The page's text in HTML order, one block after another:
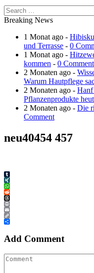
Breaking News
1 Monat ago -
und Terrasse - 0
1 Monat ago -
kommen - 0 Comment
2 Monaten ago -
Warum Hautpflege
2 Monaten ago - Hanf
Pflanzenprodukte
2 Monaten ago - Die
Comment
neu40454 457
Tumblr
XING
WhatsApp
Reddit
Threads
Print
Email
Copy
Link
Teilen
Add Comment